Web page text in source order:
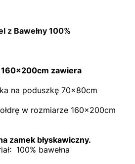
z Bawełny 100%
160x200cm zawiera
na poduszkę 70x80cm
w rozmiarze 160x200cm
zamek błyskawiczny.
100% bawełna